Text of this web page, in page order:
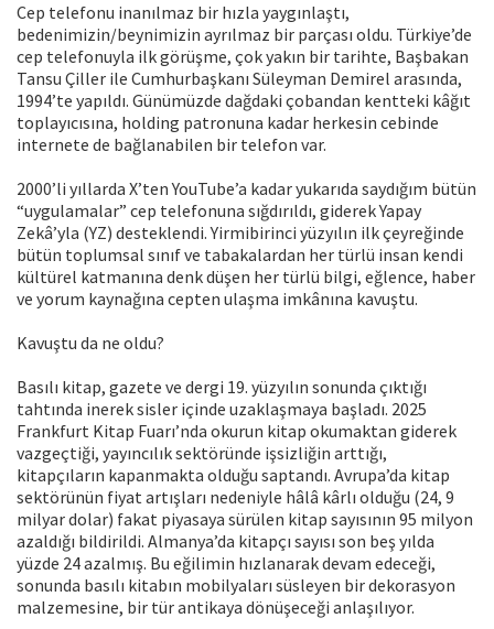
Cep telefonu inanılmaz bir hızla yaygınlaştı,
bedenimizin/beynimizin ayrılmaz bir parçası oldu. Türkiye’de
cep telefonuyla ilk görüşme, çok yakın bir tarihte, Başbakan
Tansu Çiller ile Cumhurbaşkanı Süleyman Demirel arasında,
1994’te yapıldı. Günümüzde dağdaki çobandan kentteki kâğıt
toplayıcısına, holding patronuna kadar herkesin cebinde
internete de bağlanabilen bir telefon var.
2000’li yıllarda X’ten YouTube’a kadar yukarıda saydığım bütün
“uygulamalar” cep telefonuna sığdırıldı, giderek Yapay
Zekâ’yla (YZ) desteklendi. Yirmibirinci yüzyılın ilk çeyreğinde
bütün toplumsal sınıf ve tabakalardan her türlü insan kendi
kültürel katmanına denk düşen her türlü bilgi, eğlence, haber
ve yorum kaynağına cepten ulaşma imkânına kavuştu.
Kavuştu da ne oldu?
Basılı kitap, gazete ve dergi 19. yüzyılın sonunda çıktığı
tahtında inerek sisler içinde uzaklaşmaya başladı. 2025
Frankfurt Kitap Fuarı’nda okurun kitap okumaktan giderek
vazgeçtiği, yayıncılık sektöründe işsizliğin arttığı,
kitapçıların kapanmakta olduğu saptandı. Avrupa’da kitap
sektörünün fiyat artışları nedeniyle hâlâ kârlı olduğu (24, 9
milyar dolar) fakat piyasaya sürülen kitap sayısının 95 milyon
azaldığı bildirildi. Almanya’da kitapçı sayısı son beş yılda
yüzde 24 azalmış. Bu eğilimin hızlanarak devam edeceği,
sonunda basılı kitabın mobilyaları süsleyen bir dekorasyon
malzemesine, bir tür antikaya dönüşeceği anlaşılıyor.